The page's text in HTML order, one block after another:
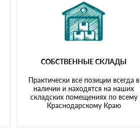
СОБСТВЕННЫЕ СКЛАДЫ
Практически все позиции всегда в
наличии и находятся на наших
складских помещениях по всему
Краснодарскому Краю